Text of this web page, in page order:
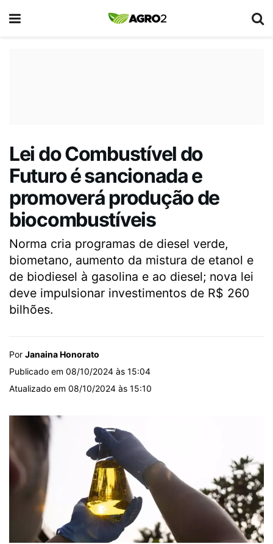
Lei do Combustível do
Futuro é sancionada e
promoverá produção de
biocombustíveis
Norma cria programas de diesel verde,
biometano, aumento da mistura de etanol e
de biodiesel à gasolina e ao diesel; nova lei
deve impulsionar investimentos de R$ 260
bilhões.
Por Janaina Honorato
Publicado em 08/10/2024 às 15:04
Atualizado em 08/10/2024 às 15:10